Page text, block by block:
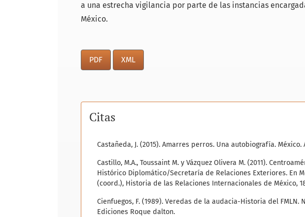
a una estrecha vigilancia por parte de las instancias
México.
PDF XML
Citas
Castañeda, J. (2015). Amarres perros. Una autobiografía. México.
Castillo, M.A., Toussaint M. y Vázquez Olivera M. (2011).
Histórico Diplomático/Secretaría de Relaciones Exteriores. En
(coord.), Historia de las Relaciones Internacionales de México,
Cienfuegos, F. (1989). Veredas de la audacia-Historia del FMLN.
Ediciones Roque dalton.